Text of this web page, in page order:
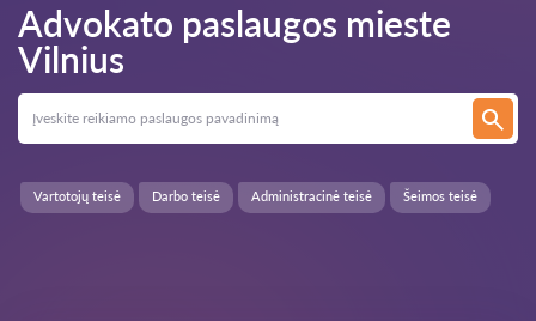
Advokato paslaugos mieste
Vilnius
Šeimos teisė
Vartotojų teisė Darbo teisė Administracinė teisė